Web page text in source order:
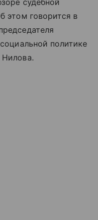
этом говорится в
политике
Нилова.